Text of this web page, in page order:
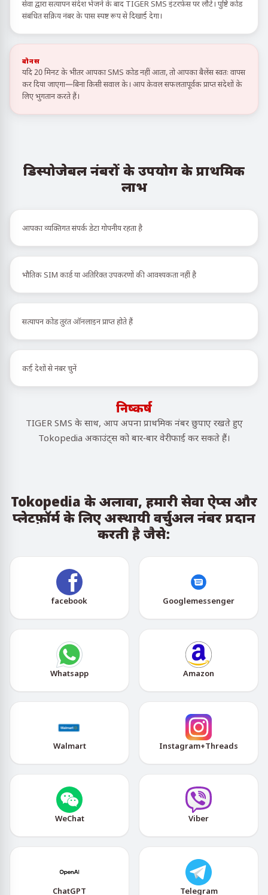
सेवा द्वारा सत्यापन संदेश भेजने के बाद TIGER SMS इंटरफ़ेस पर लौटें। पुष्टि कोड
संबंधित सक्रिय नंबर के पास स्पष्ट रूप से दिखाई देगा।
बोनस
यदि 20 मिनट के भीतर आपका SMS कोड नहीं आता, तो आपका बैलेंस स्वतः वापस
कर दिया जाएगा—बिना किसी सवाल के। आप केवल सफलतापूर्वक प्राप्त संदेशों के
लिए भुगतान करते हैं।
डिस्पोजेबल नंबरों के उपयोग के प्राथमिक
लाभ
आपका व्यक्तिगत संपर्क डेटा गोपनीय रहता है
भौतिक SIM कार्ड या अतिरिक्त उपकरणों की आवश्यकता नहीं है
सत्यापन कोड तुरंत ऑनलाइन प्राप्त होते हैं
कई देशों से नंबर चुनें
निष्कर्ष
TIGER SMS के साथ, आप अपना प्राथमिक नंबर छुपाए रखते हुए
Tokopedia अकाउंट्स को बार-बार वेरीफाई कर सकते हैं।
Tokopedia के अलावा, हमारी सेवा ऐप्स और
प्लेटफ़ॉर्म के लिए अस्थायी वर्चुअल नंबर प्रदान
करती है जैसे:
facebook Googlemessenger
Whatsapp Amazon
Walmart Instagram+Threads
WeChat Viber
ChatGPT Telegram